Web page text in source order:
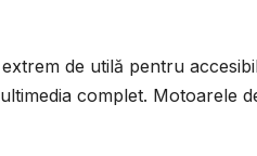
de utilă pentru
complet. Motoarele